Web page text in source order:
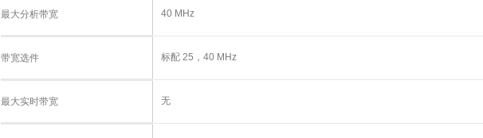
最大分析带宽 40 MHz
带宽选件 标配 25，40 MHz
最大实时带宽 无